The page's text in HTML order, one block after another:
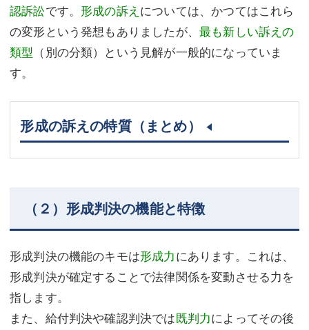
認訴訟です。 形成の訴え については、かつてはこれら
の変形という発想もありましたが、 最も新しい訴えの
類型 （別の分類）という見解が一般的になっていま
す。
形成の訴えの特質（まとめ）
（２）形成判決の機能と特徴
形成判決の機能のキモは形成力にあります。これは、
形成判決が確定することで法律関係を変動させる力を
指します。
また、給付判決や確認判決では既判力によってその後